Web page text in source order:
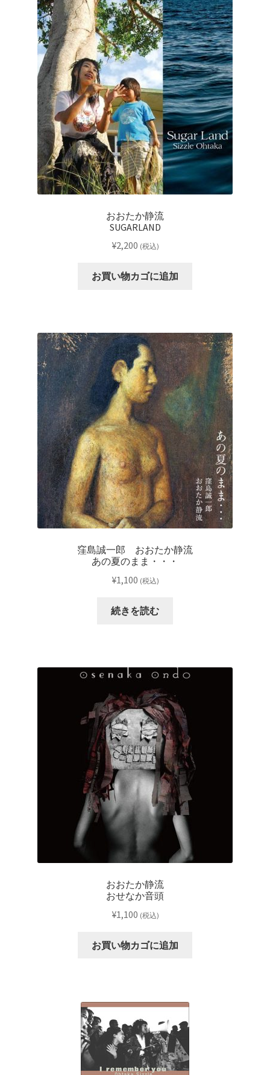
おおたか静流
SUGARLAND
¥2,200 (税込)
お買い物カゴに追加
窪島誠一郎 おおたか静流
あの夏のまま・・・
¥1,100 (税込)
続きを読む
おおたか静流
おせなか音頭
¥1,100 (税込)
お買い物カゴに追加